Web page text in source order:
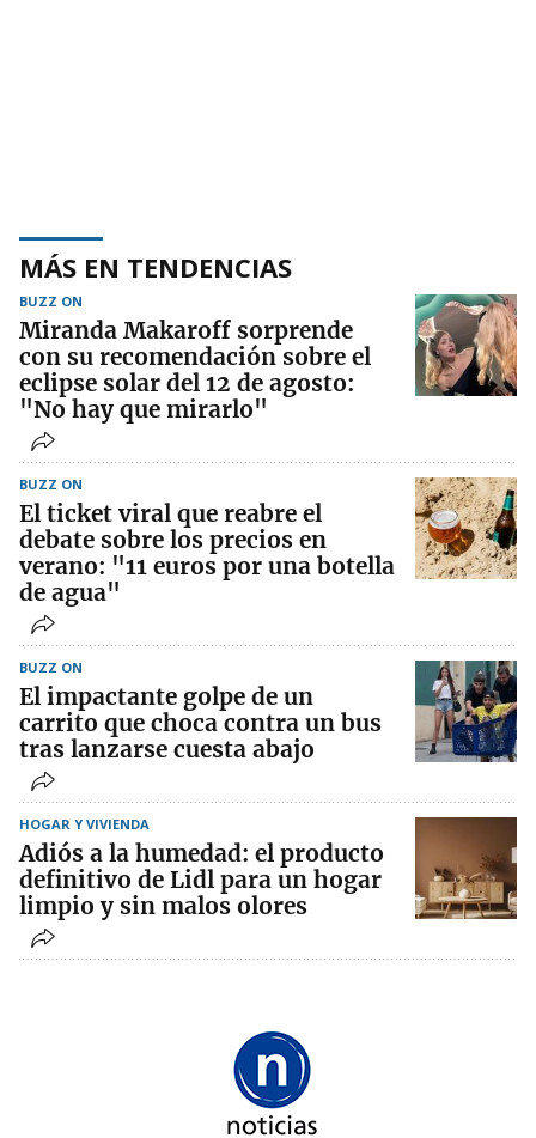
MÁS EN TENDENCIAS
BUZZ ON
Miranda Makaroff sorprende
con su recomendación sobre el
eclipse solar del 12 de agosto:
"No hay que mirarlo"
BUZZ ON
El ticket viral que reabre el
debate sobre los precios en
verano: "11 euros por una botella
de agua"
BUZZ ON
El impactante golpe de un
carrito que choca contra un bus
tras lanzarse cuesta abajo
HOGAR Y VIVIENDA
Adiós a la humedad: el producto
definitivo de Lidl para un hogar
limpio y sin malos olores